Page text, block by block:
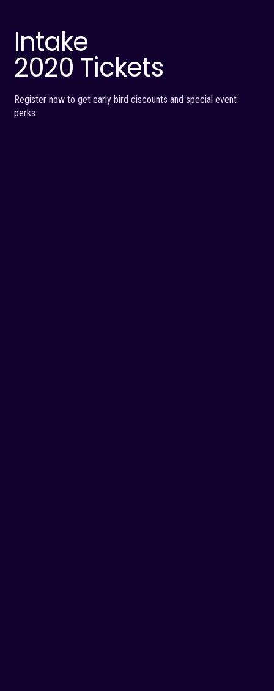
Intake
2020 Tickets
Register now to get early bird discounts and special event
perks